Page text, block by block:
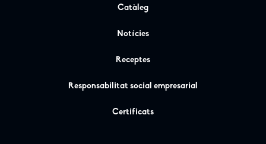
Catàleg
Notícies
Receptes
Responsabilitat social empresarial
Certificats